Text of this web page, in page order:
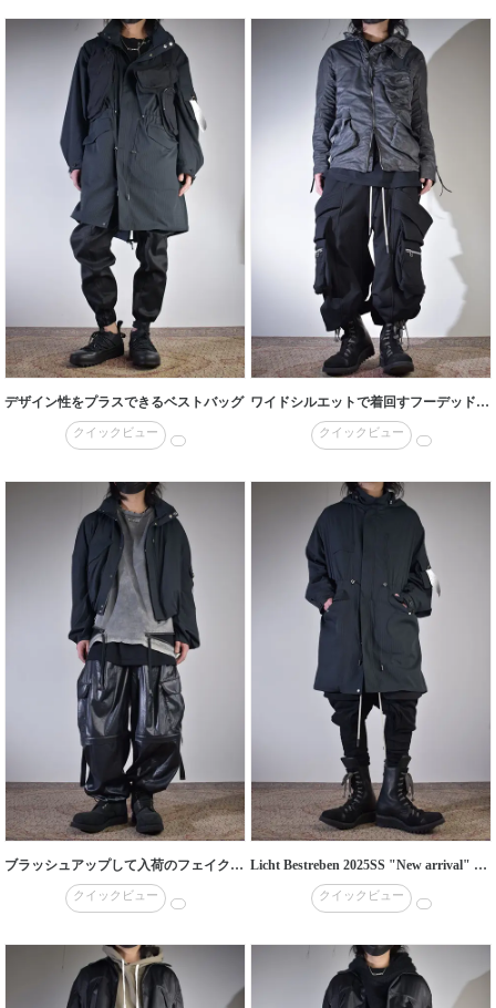
デザイン性をプラスできるベストバッグ
クイックビュー
ワイドシルエットで着回すフーデッドジャケット
クイックビュー
ブラッシュアップして入荷のフェイクフェイクレザーシリーズ
クイックビュー
Licht Bestreben 2025SS "New arrival" スーパーライトアウター
クイックビュー